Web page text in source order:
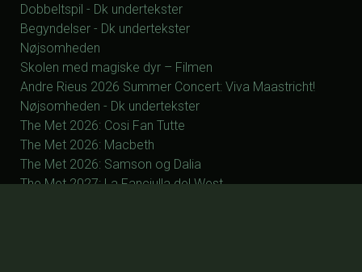
Dobbeltspil - Dk undertekster
Begyndelser - Dk undertekster
Nøjsomheden
Skolen med magiske dyr – Filmen
Andre Rieus 2026 Summer Concert: Viva Maastricht!
Nøjsomheden - Dk undertekster
The Met 2026: Cosi Fan Tutte
The Met 2026: Macbeth
The Met 2026: Samson og Dalia
The Met 2027: La Fanciulla del West